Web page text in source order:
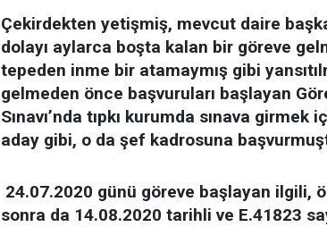
Çekirdekten yetişmiş, mevcut daire
dolayı aylarca boşta kalan bir göreve
tepeden inme bir atamaymış gibi
gelmeden önce başvuruları başlayan
Sınavı’nda tıpkı kurumda sınava
aday gibi, o da şef kadrosuna
24.07.2020 günü göreve başlayan ilgili,
sonra da 14.08.2020 tarihli ve E.41823